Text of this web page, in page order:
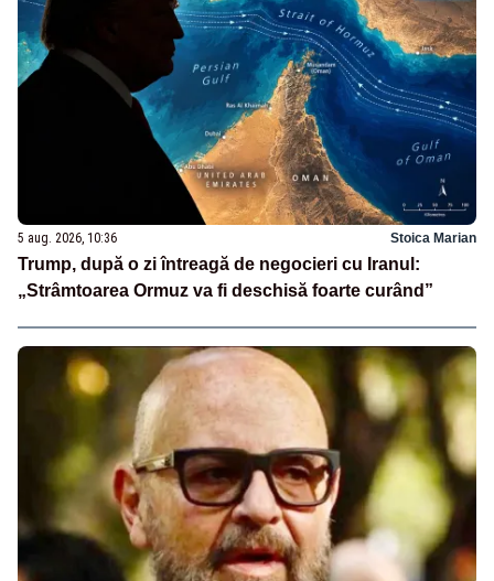
5 aug. 2026, 10:36 Stoica Marian
Trump, după o zi întreagă de negocieri cu Iranul:
„Strâmtoarea Ormuz va fi deschisă foarte curând”